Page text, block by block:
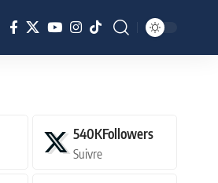
540KFollowers
Suivre